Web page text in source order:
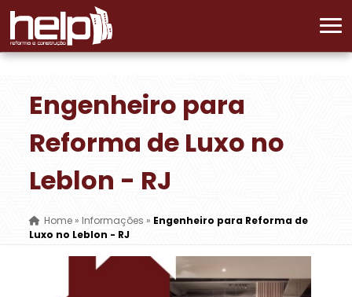
Engenheiro para
Reforma de Luxo no
Leblon - RJ
Home »Informações » Engenheiro para Reforma de
Luxo no Leblon - RJ